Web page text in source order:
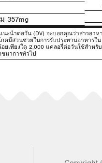
357mg
ะนําต่อวัน (DV) จะบอกคุณว่าสารอาห
คมีส่วนช่วยในการรับประทานอาหารใน
ยเพียงใด 2,000 แคลอรี่ต่อวันใช้สําหรั
นาการทั่วไป